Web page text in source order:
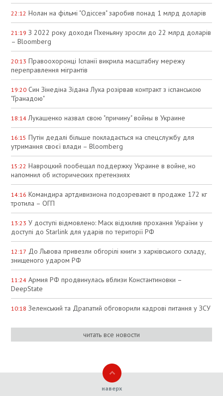
22:12 Нолан на фільмі "Одіссея" заробив понад 1 млрд доларів
21:19 З 2022 року доходи Пхеньяну зросли до 22 млрд доларів
– Bloomberg
20:13 Правоохоронці Іспанії викрила масштабну мережу
переправлення мігрантів
19:20 Син Зінедіна Зідана Лука розірвав контракт з іспанською
"Гранадою"
18:14 Лукашенко назвал свою "причину" войны в Украине
16:15 Путін дедалі більше покладається на спецслужбу для
утримання своєї влади – Bloomberg
15:22 Навроцкий пообещал поддержку Украине в войне, но
напомнил об исторических претензиях
14:16 Командира артдивизиона подозревают в продаже 172 кг
тротила – ОГП
13:23 У доступі відмовлено: Маск відхилив прохання України у
доступі до Starlink для ударів по території РФ
12:17 До Львова привезли обгорілі книги з харківського складу,
знищеного ударом РФ
11:24 Армия РФ продвинулась вблизи Константиновки –
DeepState
10:18 Зеленський та Драпатий обговорили кадрові питання у ЗСУ
читать все новости
наверх